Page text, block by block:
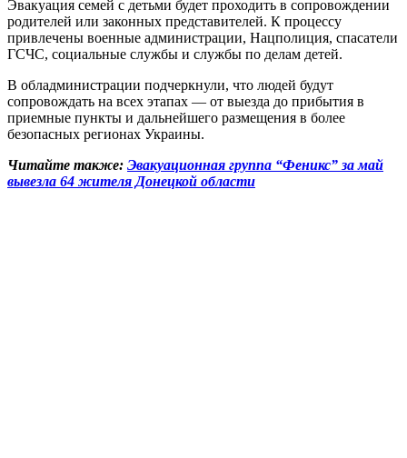
Эвакуация семей с детьми будет проходить в сопровождении
родителей или законных представителей. К процессу
привлечены военные администрации, Нацполиция, спасатели
ГСЧС, социальные службы и службы по делам детей.
В обладминистрации подчеркнули, что людей будут
сопровождать на всех этапах — от выезда до прибытия в
приемные пункты и дальнейшего размещения в более
безопасных регионах Украины.
Читайте также: Эвакуационная группа “Феникс” за май
вывезла 64 жителя Донецкой области